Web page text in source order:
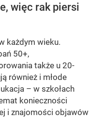
więc rak piersi
każdym wieku.
50+,
także u 20-
również i młode
– w szkołach
konieczności
i znajomości objawów